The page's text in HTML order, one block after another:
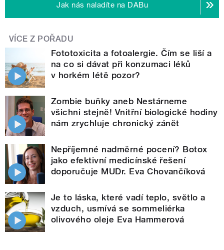
Jak nás naladíte na DABu
VÍCE Z POŘADU
Fototoxicita a fotoalergie. Čím se liší a
na co si dávat při konzumaci léků
v horkém létě pozor?
Zombie buňky aneb Nestárneme
všichni stejně! Vnitřní biologické hodiny
nám zrychluje chronický zánět
Nepříjemné nadměrné pocení? Botox
jako efektivní medicínské řešení
doporučuje MUDr. Eva Chovančíková
Je to láska, které vadí teplo, světlo a
vzduch, usmívá se sommeliérka
olivového oleje Eva Hammerová